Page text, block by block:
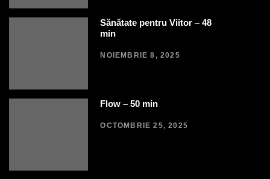
Sănătate pentru Viitor – 48
min
NOIEMBRIE 8, 2025
Flow – 50 min
OCTOMBRIE 25, 2025